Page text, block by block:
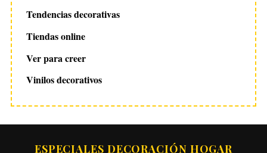
Tendencias decorativas
Tiendas online
Ver para creer
Vinilos decorativos
ESPECIALES DECORACIÓN HOGAR